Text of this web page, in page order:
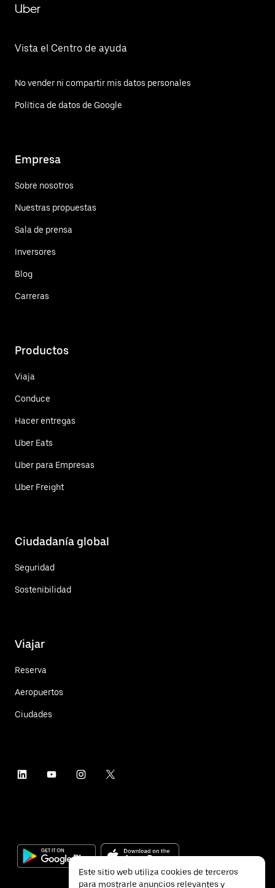
Uber
Vista el Centro de ayuda
No vender ni compartir mis datos personales
Política de datos de Google
Empresa
Sobre nosotros
Nuestras propuestas
Sala de prensa
Inversores
Blog
Carreras
Productos
Viaja
Conduce
Hacer entregas
Uber Eats
Uber para Empresas
Uber Freight
Ciudadanía global
Seguridad
Sostenibilidad
Viajar
Reserva
Aeropuertos
Ciudades
Este sitio web utiliza cookies de terceros
para mostrarle anuncios relevantes y